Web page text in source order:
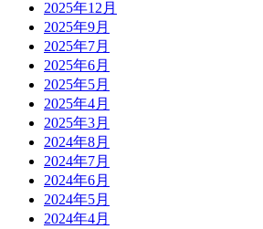
2025年12月
2025年9月
2025年7月
2025年6月
2025年5月
2025年4月
2025年3月
2024年8月
2024年7月
2024年6月
2024年5月
2024年4月